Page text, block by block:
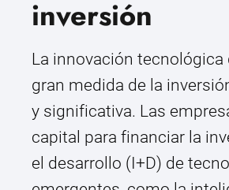
inversión
La innovación tecnológica
gran medida de la
y significativa. Las
capital para financiar la
el desarrollo (I+D) de